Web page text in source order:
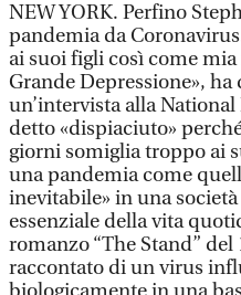
NEW YORK. Perfino
pandemia da
ai suoi figli così come
Grande Depressione»,
un’intervista alla
detto «dispiaciuto»
giorni somiglia troppo ai
una pandemia come
inevitabile» in una
essenziale della vita
romanzo “The Stand”
raccontato di un virus